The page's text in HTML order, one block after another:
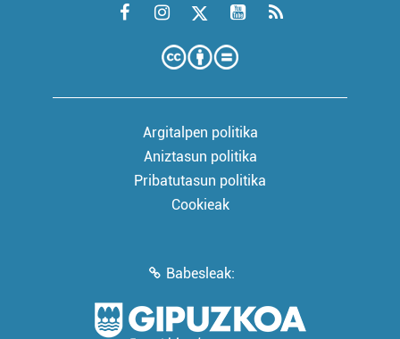
Argitalpen politika
Aniztasun politika
Pribatutasun politika
Cookieak
Babesleak: